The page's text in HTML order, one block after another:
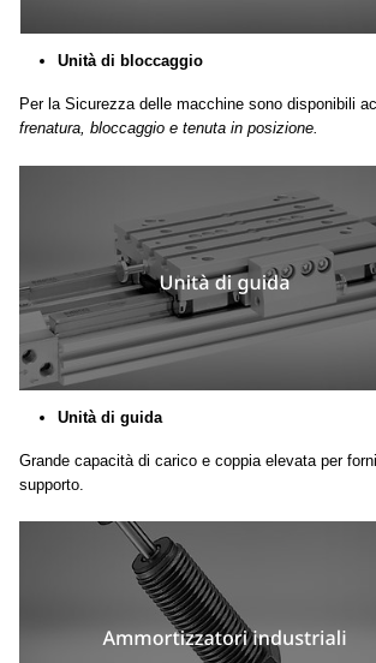
Unità di bloccaggio
Per la Sicurezza delle macchine sono disponibili
frenatura, bloccaggio e tenuta in posizione.
Unità di guida
Grande capacità di carico e coppia elevata per
supporto.